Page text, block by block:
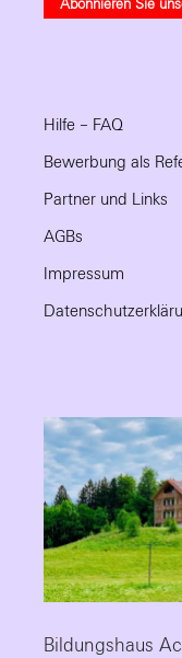
Abonnieren Sie
Hilfe – FAQ
Bewerbung als
Partner und Links
AGBs
Impressum
Bildungshaus